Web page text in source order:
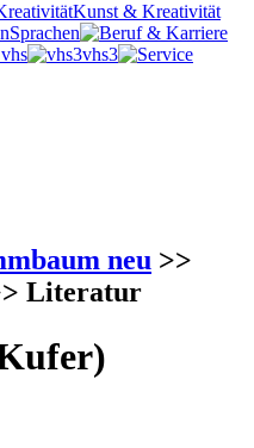
Kunst & Kreativität
Sprachen
vhs3
neu >>
Literatur